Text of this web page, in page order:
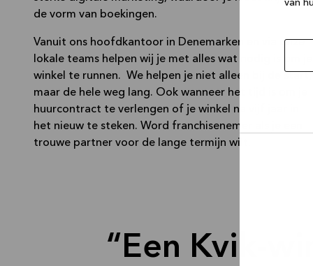
van
de vorm van boekingen.
Vanuit ons hoofdkantoor in Denemarken en via onze
lokale teams helpen wij je met alles wat nodig is om je
winkel te runnen. We helpen je niet alleen bij de start,
maar de hele weg lang. Ook wanneer het tijd is om je
huurcontract te verlengen of je winkel na vijf jaar in
het nieuw te steken. Word franchisenemer als je een
trouwe partner voor de lange termijn wilt.
Een Kvik-